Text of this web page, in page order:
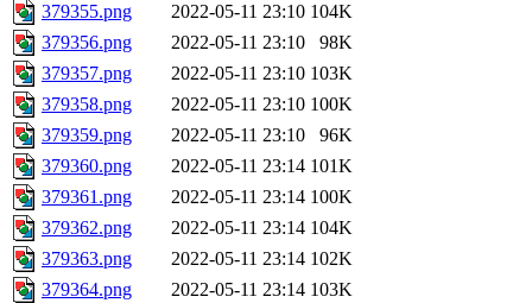
379355.png 2022-05-11 23:10 104K
379356.png
2022-05-11 23:10
98K
379357.png
2022-05-11 23:10 103K
379358.png
2022-05-11 23:10 100K
379359.png
2022-05-11 23:10
96K
379360.png
2022-05-11 23:14 101K
379361.png
2022-05-11 23:14 100K
379362.png
2022-05-11 23:14 104K
379363.png
2022-05-11 23:14 102K
379364.png
2022-05-11 23:14 103K